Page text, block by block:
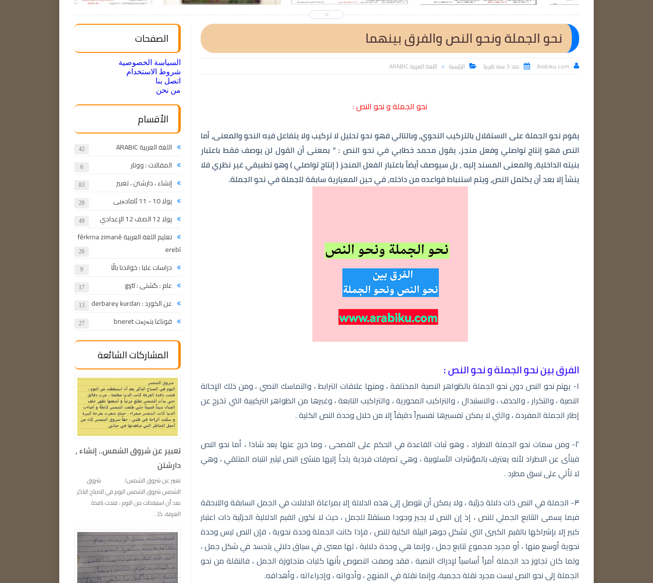
نحو الجملة ونحو النص والفرق بينهما

Arabiku.com
 منذ 3 سنه تقريبا  الرئيسية > اللغة العربية ARABIC
نحو الجملة و نحو النص :
يقوم نحو الجملة على الاستقلال بالتركيب النحوي، وبالتالي فهو نحو تحليل لا تركيب ولا يتفاعل فيه النحو والمعنى، أما
النص فهو إنتاج تواصلي وفعل منجز، يقول محمد خطابي في نحو النص : " بمعنى أن القول لن يوصف فقط باعتبار
بنيته الداخلية، والمعنى المسند إليه ، بل سيوصف أيضاً باعتبار الفعل المنجز ( إنتاج تواصلي ) وهو تطبيقي غير نظري فلا
ينشأ إلا بعد أن يكتمل النص، ويتم استنباط قواعده من داخله، في حين المعيارية سابقة للجملة في نحو الجملة.
الفرق بين نحو الجملة و نحو النص :
١- يهتم نحو النص دون نحو الجملة بالظواهر النصية المختلفة ، ومنها علاقات الترابط ، والتماسك النصي ، ومن ذلك الإحالة
النصية ، والتكرار ، والحذف ، والاستبدال ، والتراكيب المحورية ، والتراكيب التابعة ، وغيرها من الظواهر التركيبية التي تخرج عن
إطار الجملة المفردة ، والتي لا يمكن تفسيرها تفسيراً دقيقاً إلا من خلال وحدة النص الكلية .
٢- ومن سمات نحو الجملة الاطراد ، وهو ثبات القاعدة في الحكم على الفصحى ، وما خرج عنها يعد شاذا ، أما نحو النص
فينأى عن الاطراد لأنه يعترف بالمؤشرات الأسلوبية ، وهي تصرفات فردية يلجأ إليها منشئ النص ليثير انتباه المتلقي ، وهي
لا تأتي على نسق مطرد .
٣- الجملة في النص ذات دلالة جزئية ، ولا يمكن أن نتوصل إلى هذه الدلالة إلا بمراعاة الدلالات في الجمل السابقة واللاحقة
فيما يسمى التتابع الجملي للنص ، إذ إن النص لا يجيز وجودا مستقلاً للجمل ، حيث لا تكون القيم الدلالية الجزئية ذات اعتبار
كبير إلا بإشراكها بالقيم الكبرى التي تشكل جوهر البيئة الكلية للنص ، فإذا كانت الجملة وحدة نحوية ، فإن النص ليس وحدة
نحوية أوسع منها ، أو مجرد مجموع تتابع جمل ، وإنما هي وحدة دلالية ، لها معنى في سياق دلالي يتجسد في شكل جمل ،
ولما كان تجاوز حد الجملة أمراً أساسياً لإدراك النصية ، فقد وصفت النصوص بأنها كليات متجاوزة الجمل ، فالنقلة من نحو
الجملة إلى نحو النص ليست مجرد نقلة حجمية، وإنما نقلة في المنهج ، وأدواته ، وإجراءاته ، وأهدافه.
الصفحات
السياسة الخصوصية
شروط الاستخدام
اتصل بنا
من نحن
الأقسام
اللغة العربية ARABIC 42
المقالات : ووتار 6
إنشاء ، دارشتن ، تعبير 83
پولا 10 - 11 ئامادەیی 28
پولا 12 الصف 12 الإعدادي 49
تعليم اللغة العربية fêrkrna zimanê
erebî
26
دراسات عليا : خواندنا باڵا 9
عام : گشتی : gştî 17
عن الكورد : derbarey kurdan 13
قوناغا بنەرەت bneret 27
المشاركات الشائعة
تعبير عن شروق الشمس.. إنشاء ،
دارشتن
تعبير عن شروق الشمس/ شروق
الشمس شروق الشمس اليوم في الصباح الباكر
بعد أن استيقظت من النوم ، فتحت نافذة
الغرفة، كا...